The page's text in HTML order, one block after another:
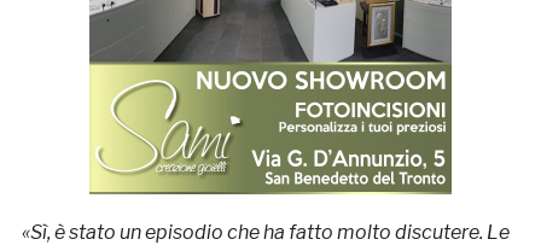
«Sì, è stato un episodio che ha fatto molto discutere. Le